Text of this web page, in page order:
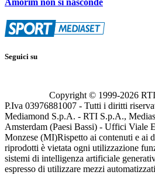
Seguici su
Copyright © 1999-2026
P.Iva 03976881007 - Tutti i diritti
Mediamond S.p.A. - RTI S.p.A.,
Amsterdam (Paesi Bassi) - Uffici Viale
Monzese (MI)Rispetto ai contenuti e ai
riprodotti è vietata ogni utilizzazione
sistemi di intelligenza artificiale
espresso di utilizzare mezzi